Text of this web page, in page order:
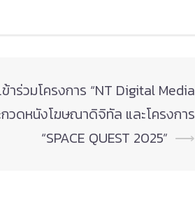
ร่วมโครงการ “NT Digital Media
วดหนังโฆษณาดิจิทัล และโครงการ
“SPACE QUEST 2025” ⟶